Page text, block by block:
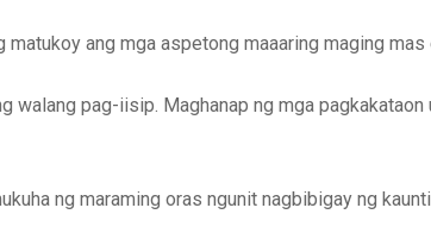
ang mga aspetong maaaring maging
walang pag-iisip. Maghanap ng mga
ng maraming oras ngunit nagbibigay ng